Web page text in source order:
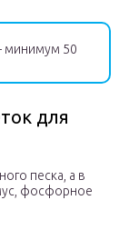
минимум 50
для
песка, а в
фосфорное